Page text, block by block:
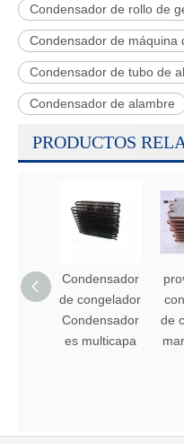
Condensador de rollo de
Condensador de máquina
Condensador de tubo de
Condensador de alambre
PRODUCTOS
Condensador
de congelador
Condensador
es multicapa
de